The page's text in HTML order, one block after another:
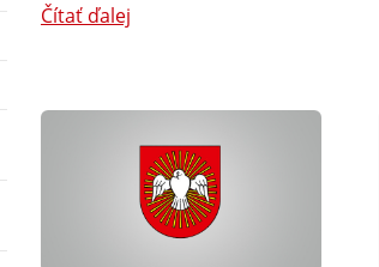
Čítať ďalej